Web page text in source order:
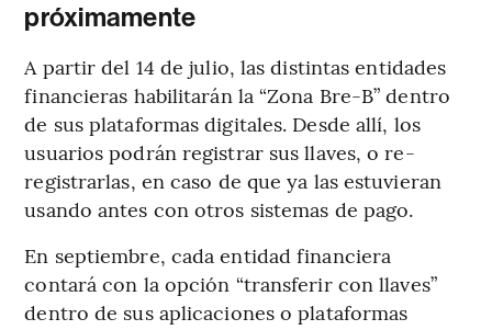
próximamente
A partir del 14 de julio, las distintas entidades
financieras habilitarán la “Zona Bre-B” dentro
de sus plataformas digitales. Desde allí, los
usuarios podrán registrar sus llaves, o re-
registrarlas, en caso de que ya las estuvieran
usando antes con otros sistemas de pago.
En septiembre, cada entidad financiera
contará con la opción “transferir con llaves”
dentro de sus aplicaciones o plataformas